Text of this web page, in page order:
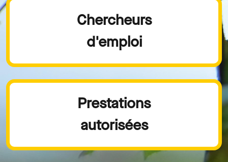
Chercheurs
d'emploi
Prestations
autorisées